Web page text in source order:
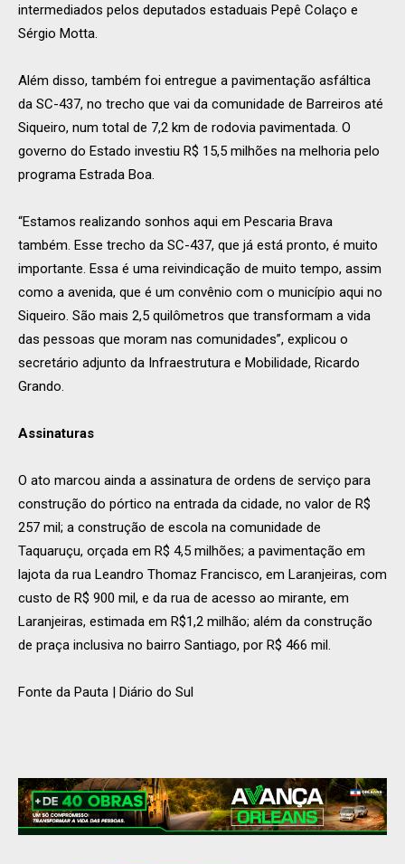
intermediados pelos deputados estaduais Pepê Colaço e
Sérgio Motta.
Além disso, também foi entregue a pavimentação asfáltica
da SC-437, no trecho que vai da comunidade de Barreiros até
Siqueiro, num total de 7,2 km de rodovia pavimentada. O
governo do Estado investiu R$ 15,5 milhões na melhoria pelo
programa Estrada Boa.
“Estamos realizando sonhos aqui em Pescaria Brava
também. Esse trecho da SC-437, que já está pronto, é muito
importante. Essa é uma reivindicação de muito tempo, assim
como a avenida, que é um convênio com o município aqui no
Siqueiro. São mais 2,5 quilômetros que transformam a vida
das pessoas que moram nas comunidades”, explicou o
secretário adjunto da Infraestrutura e Mobilidade, Ricardo
Grando.
Assinaturas
O ato marcou ainda a assinatura de ordens de serviço para
construção do pórtico na entrada da cidade, no valor de R$
257 mil; a construção de escola na comunidade de
Taquaruçu, orçada em R$ 4,5 milhões; a pavimentação em
lajota da rua Leandro Thomaz Francisco, em Laranjeiras, com
custo de R$ 900 mil, e da rua de acesso ao mirante, em
Laranjeiras, estimada em R$1,2 milhão; além da construção
de praça inclusiva no bairro Santiago, por R$ 466 mil.
Fonte da Pauta | Diário do Sul